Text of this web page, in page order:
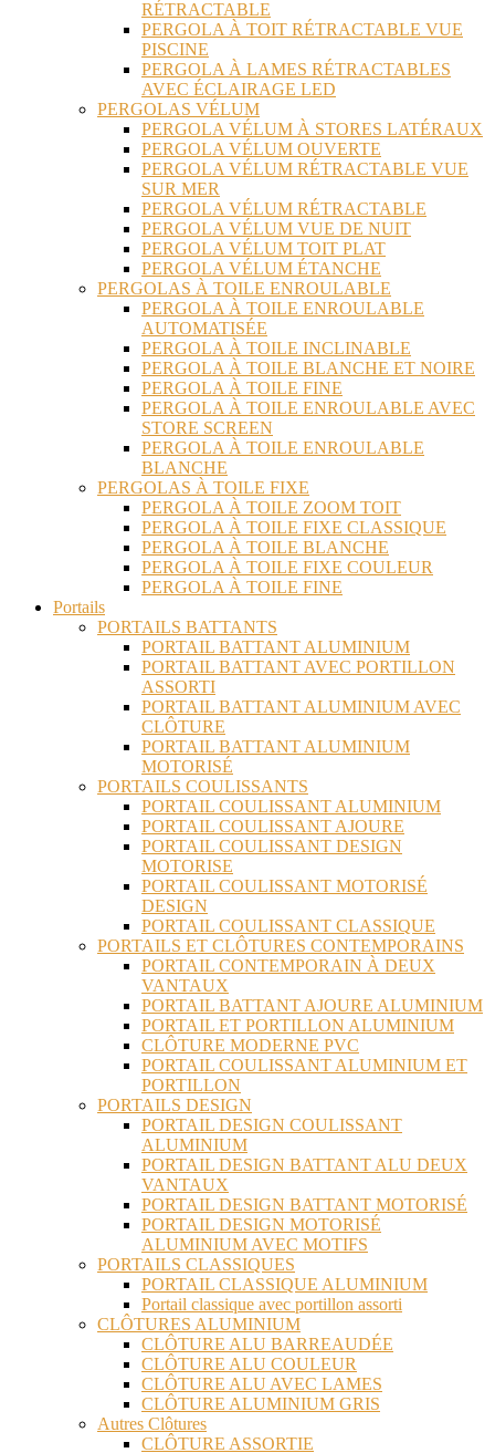
RÉTRACTABLE
PERGOLA À TOIT RÉTRACTABLE VUE
PISCINE
PERGOLA À LAMES RÉTRACTABLES
AVEC ÉCLAIRAGE LED
PERGOLAS VÉLUM
PERGOLA VÉLUM À STORES LATÉRAUX
PERGOLA VÉLUM OUVERTE
PERGOLA VÉLUM RÉTRACTABLE VUE
SUR MER
PERGOLA VÉLUM RÉTRACTABLE
PERGOLA VÉLUM VUE DE NUIT
PERGOLA VÉLUM TOIT PLAT
PERGOLA VÉLUM ÉTANCHE
PERGOLAS À TOILE ENROULABLE
PERGOLA À TOILE ENROULABLE
AUTOMATISÉE
PERGOLA À TOILE INCLINABLE
PERGOLA À TOILE BLANCHE ET NOIRE
PERGOLA À TOILE FINE
PERGOLA À TOILE ENROULABLE AVEC
STORE SCREEN
PERGOLA À TOILE ENROULABLE
BLANCHE
PERGOLAS À TOILE FIXE
PERGOLA À TOILE ZOOM TOIT
PERGOLA À TOILE FIXE CLASSIQUE
PERGOLA À TOILE BLANCHE
PERGOLA À TOILE FIXE COULEUR
PERGOLA À TOILE FINE
Portails
PORTAILS BATTANTS
PORTAIL BATTANT ALUMINIUM
PORTAIL BATTANT AVEC PORTILLON
ASSORTI
PORTAIL BATTANT ALUMINIUM AVEC
CLÔTURE
PORTAIL BATTANT ALUMINIUM
MOTORISÉ
PORTAILS COULISSANTS
PORTAIL COULISSANT ALUMINIUM
PORTAIL COULISSANT AJOURE
PORTAIL COULISSANT DESIGN
MOTORISE
PORTAIL COULISSANT MOTORISÉ
DESIGN
PORTAIL COULISSANT CLASSIQUE
PORTAILS ET CLÔTURES CONTEMPORAINS
PORTAIL CONTEMPORAIN À DEUX
VANTAUX
PORTAIL BATTANT AJOURE ALUMINIUM
PORTAIL ET PORTILLON ALUMINIUM
CLÔTURE MODERNE PVC
PORTAIL COULISSANT ALUMINIUM ET
PORTILLON
PORTAILS DESIGN
PORTAIL DESIGN COULISSANT
ALUMINIUM
PORTAIL DESIGN BATTANT ALU DEUX
VANTAUX
PORTAIL DESIGN BATTANT MOTORISÉ
PORTAIL DESIGN MOTORISÉ
ALUMINIUM AVEC MOTIFS
PORTAILS CLASSIQUES
PORTAIL CLASSIQUE ALUMINIUM
Portail classique avec portillon assorti
CLÔTURES ALUMINIUM
CLÔTURE ALU BARREAUDÉE
CLÔTURE ALU COULEUR
CLÔTURE ALU AVEC LAMES
CLÔTURE ALUMINIUM GRIS
Autres Clôtures
CLÔTURE ASSORTIE